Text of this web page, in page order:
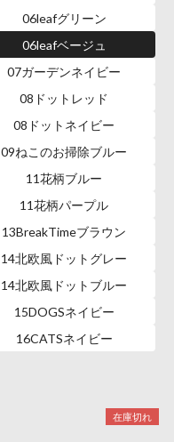
06leafグリーン
06leafベージュ
07ガーデンネイビー
08ドットレッド
08ドットネイビー
09ねこのお掃除ブルー
11花柄ブルー
11花柄パープル
13BreakTimeブラウン
14北欧風ドットグレー
14北欧風ドットブルー
15DOGSネイビー
16CATSネイビー
在庫切れ